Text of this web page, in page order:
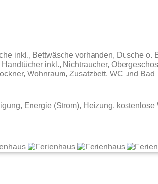
inkl., Bettwäsche vorhanden, Dusche o.
inkl., Nichtraucher,
Wohnraum, Zusatzbett, WC und Bad
Energie (Strom), Heizung, kostenlose